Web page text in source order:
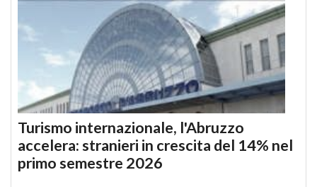
Turismo internazionale, l'Abruzzo
accelera: stranieri in crescita del 14% nel
primo semestre 2026